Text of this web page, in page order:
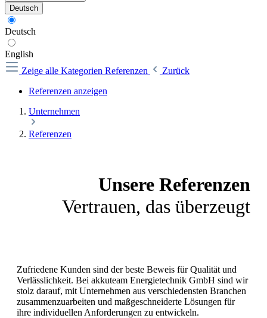
Deutsch
Deutsch
English
Zeige alle Kategorien Referenzen
Zurück
Referenzen anzeigen
Unternehmen
Referenzen
Unsere Referenzen
Vertrauen, das überzeugt
Zufriedene Kunden sind der beste Beweis für Qualität und
Verlässlichkeit. Bei akkuteam Energietechnik GmbH sind wir
stolz darauf, mit Unternehmen aus verschiedensten Branchen
zusammenzuarbeiten und maßgeschneiderte Lösungen für
ihre individuellen Anforderungen zu entwickeln.